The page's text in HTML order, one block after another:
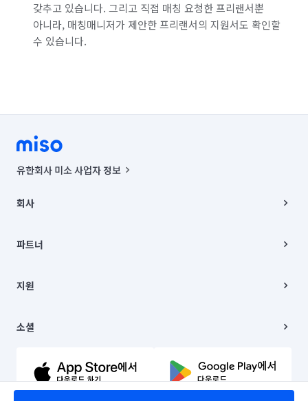
갖추고 있습니다. 그리고 직접 매칭 요청한 프리랜서뿐
아니라, 매칭매니저가 제안한 프리랜서의 지원서도 확인할
수 있습니다.
유한회사 미소 사업자 정보
00019 |
주소 | 본사: 서울특별시 종로구 율곡로 6(중학동, 트윈트리빌딩) B동 5층
컨택센터 : 서울특별시 종로구 수송동 율곡로 24, 7층, 8층 미소
상품, 상품정보, 거래에 관한 의무와 책임은 거래당사자에게 있습니다.
언론 보도 관련 문의:
© 유한회사 미소. Miso, Inc. All Rights Reserved.
회사
채용
파트너
이사
지원
이용약관
문의하기
소셜
유튜브